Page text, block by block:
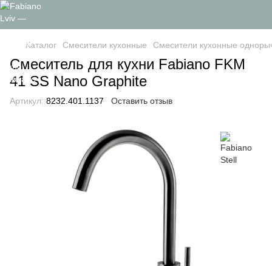
Каталог Смесители кухонные Смесители кухонные
Смеситель для кухни Fabiano FKM
41 SS Nano Graphite
Артикул: 8232.401.1137 Оставить отзыв